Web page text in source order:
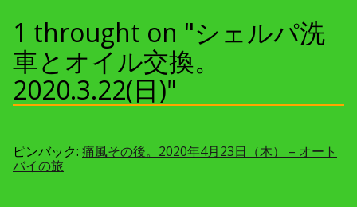
ゲ
ー
シ
ョ
ン
1 throught on "シェルパ洗
車とオイル交換。
2020.3.22(日)"
ピンバック: 痛風その後。2020年4月23日（木） – オート
バイの旅